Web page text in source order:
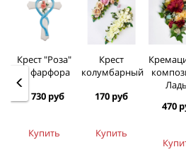
Крест "Роза"
из фарфора
1 730 руб
Купить
Крест
колумбарный
170 руб
Купить
470